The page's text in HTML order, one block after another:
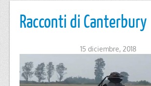
Racconti di Canter­bury
15 diciembre, 2018